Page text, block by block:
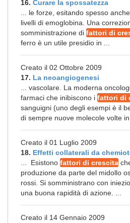
16. Curare la spossatezza
... le forze, esitando spesso
livelli di emoglobina. Una
somministrazione di fattori di
ferro è un utile presidio in ...
Creato il 02 Ottobre 2009
17. La neoangiogenesi
... vascolare. La moderna
farmaci che inibiscono i fattori di
sanguigni (uno degli esempi è il
di sempre nuove molecole volte in
Creato il 01 Luglio 2009
18. Effetti collaterali da
... Esistono fattori di crescita
produzione da parte del midollo
rossi. Si somministrano con
una buona rapidità di azione. ...
Creato il 14 Gennaio 2009